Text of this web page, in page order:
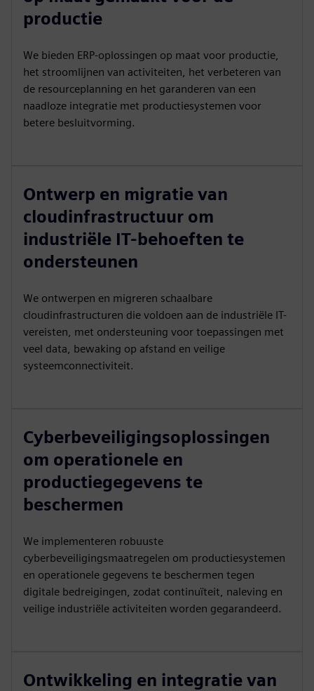
productie
We bieden ERP-oplossingen op maat voor productie,
het stroomlijnen van activiteiten, het verbeteren van
de resourceplanning en het garanderen van een
naadloze integratie met productiesystemen voor
betere besluitvorming.
Ontwerp en migratie van
cloudinfrastructuur om
industriële IT-behoeften te
ondersteunen
We ontwerpen en migreren schaalbare
cloudinfrastructuren die voldoen aan de industriële IT-
vereisten, met ondersteuning voor toepassingen met
veel data, bewaking op afstand en veilige
systeemconnectiviteit.
Cyberbeveiligingsoplossingen
om operationele en
productiegegevens te
beschermen
We implementeren robuuste
cyberbeveiligingsmaatregelen om productiesystemen
en operationele gegevens te beschermen tegen
digitale bedreigingen, zodat continuïteit, naleving en
veilige industriële activiteiten worden gegarandeerd.
Ontwikkeling en integratie van